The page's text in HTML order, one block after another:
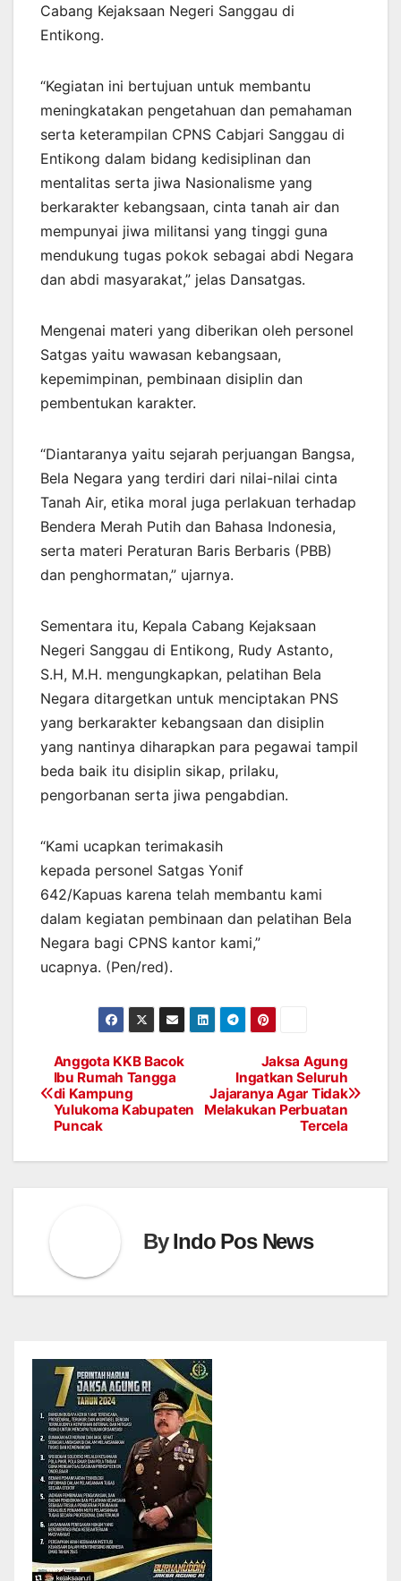
Cabang Kejaksaan Negeri Sanggau di
Entikong.
“Kegiatan ini bertujuan untuk membantu
meningkatakan pengetahuan dan pemahaman
serta keterampilan CPNS Cabjari Sanggau di
Entikong dalam bidang kedisiplinan dan
mentalitas serta jiwa Nasionalisme yang
berkarakter kebangsaan, cinta tanah air dan
mempunyai jiwa militansi yang tinggi guna
mendukung tugas pokok sebagai abdi Negara
dan abdi masyarakat,” jelas Dansatgas.
Mengenai materi yang diberikan oleh personel
Satgas yaitu wawasan kebangsaan,
kepemimpinan, pembinaan disiplin dan
pembentukan karakter.
“Diantaranya yaitu sejarah perjuangan Bangsa,
Bela Negara yang terdiri dari nilai-nilai cinta
Tanah Air, etika moral juga perlakuan terhadap
Bendera Merah Putih dan Bahasa Indonesia,
serta materi Peraturan Baris Berbaris (PBB)
dan penghormatan,” ujarnya.
Sementara itu, Kepala Cabang Kejaksaan
Negeri Sanggau di Entikong, Rudy Astanto,
S.H, M.H. mengungkapkan, pelatihan Bela
Negara ditargetkan untuk menciptakan PNS
yang berkarakter kebangsaan dan disiplin
yang nantinya diharapkan para pegawai tampil
beda baik itu disiplin sikap, prilaku,
pengorbanan serta jiwa pengabdian.
“Kami ucapkan terimakasih
kepada personel Satgas Yonif
642/Kapuas karena telah membantu kami
dalam kegiatan pembinaan dan pelatihan Bela
Negara bagi CPNS kantor kami,”
ucapnya. (Pen/red).
Post
navigation
Jaksa Agung
Ingatkan Seluruh
Jajaranya Agar Tidak
Melakukan Perbuatan
Tercela
Anggota KKB Bacok
Ibu Rumah Tangga
di Kampung
Yulukoma Kabupaten
Puncak
ByIndo Pos News